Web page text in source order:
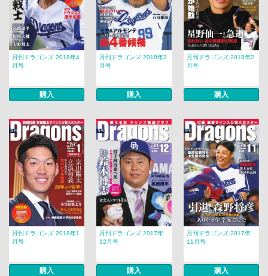
月刊ドラゴンズ 2018年4
月号
購入
月刊ドラゴンズ 2018年3
月号
購入
月刊ドラゴンズ 2018年2
月号
購入
月刊ドラゴンズ 2018年1
月号
購入
月刊ドラゴンズ 2017年
12月号
購入
月刊ドラゴンズ 2017年
11月号
購入